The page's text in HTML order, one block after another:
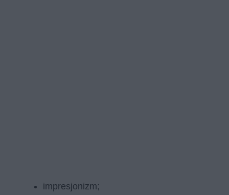
impresjonizm;